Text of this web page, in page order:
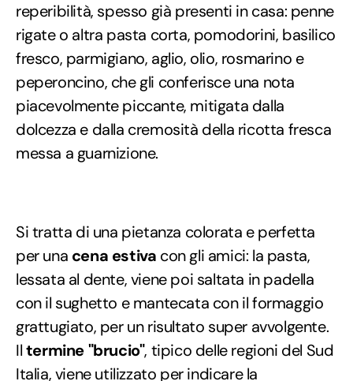
reperibilità, spesso già presenti in casa: penne
rigate o altra pasta corta, pomodorini, basilico
fresco, parmigiano, aglio, olio, rosmarino e
peperoncino, che gli conferisce una nota
piacevolmente piccante, mitigata dalla
dolcezza e dalla cremosità della ricotta fresca
messa a guarnizione.
Si tratta di una pietanza colorata e perfetta
per una cena estiva con gli amici: la pasta,
lessata al dente, viene poi saltata in padella
con il sughetto e mantecata con il formaggio
grattugiato, per un risultato super avvolgente.
Iltermine "brucio", tipico delle regioni del Sud
Italia, viene utilizzato per indicare la